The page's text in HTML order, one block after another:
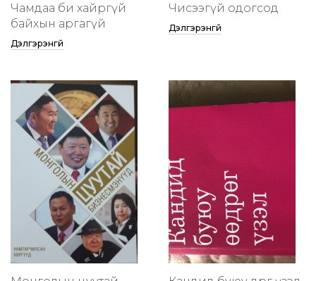
Чамдаа би хайргүй
байхын аргагүй
Дэлгэрэнгүй
Чисээгүй одогсод
Дэлгэрэнгүй